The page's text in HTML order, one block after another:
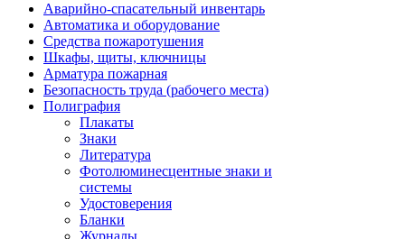
Аварийно-спасательный инвентарь
Автоматика и оборудование
Средства пожаротушения
Шкафы, щиты, ключницы
Арматура пожарная
Безопасность труда (рабочего места)
Полиграфия
Плакаты
Знаки
Литература
Фотолюминесцентные знаки и
системы
Удостоверения
Бланки